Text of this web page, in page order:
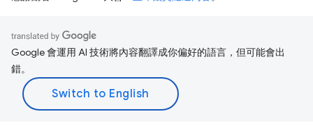
Google 會運用 AI 技術將內容翻譯成你偏好的語言，但可能會出
錯。